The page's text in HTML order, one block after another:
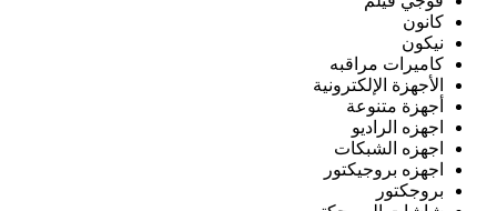
كانون
نيكون
كاميرات مراقبه
الأجهزة الإلكترونية
أجهزة متنوعة
اجهزه الراديو
اجهزه الشبكات
اجهزه بروجيكتور
بروجكتور